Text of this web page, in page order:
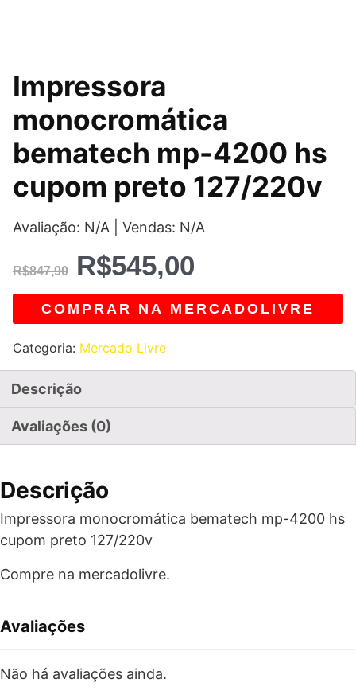
Impressora
monocromática
bematech mp-4200 hs
cupom preto 127/220v
Avaliação: N/A | Vendas: N/A
R$847,90
O
preço
original
era:
R$847,90.
R$545,00
preço
atual
é:
R$545,00.
COMPRAR NA MERCADOLIVRE
Categoria: Mercado Livre
Descrição
Avaliações (0)
Descrição
Impressora monocromática bematech mp-4200 hs
cupom preto 127/220v
Compre na mercadolivre.
Avaliações
Não há avaliações ainda.